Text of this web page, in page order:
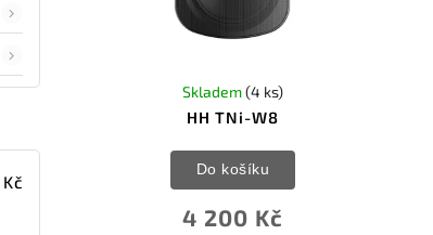
Kč
HH TNi-W8
Skladem(4 ks)
4 200 Kč
Do košíku